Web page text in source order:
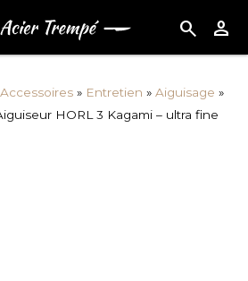
search person
Accessoires» Entretien » Aiguisage »
HORL 3 Kagami – ultra fine